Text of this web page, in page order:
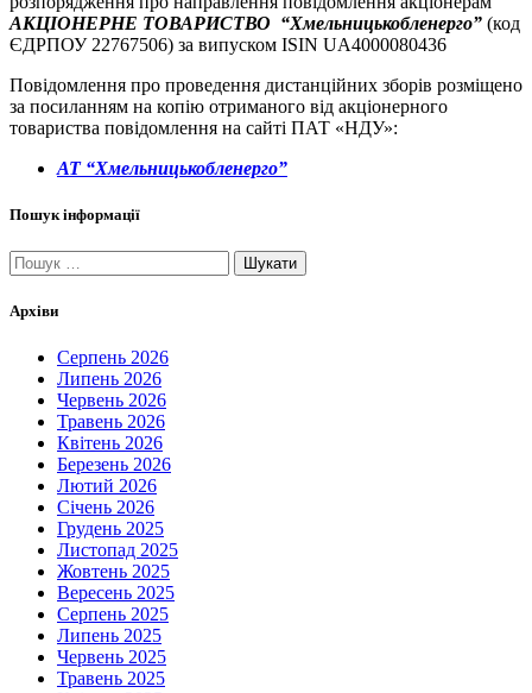
АКЦІОНЕРНЕ ТОВАРИСТВО “Хмельницькобленерго” (код
ЄДРПОУ 22767506) за випуском ISIN UA4000080436
Повідомлення про проведення дистанційних зборів розміщено
за посиланням на копію отриманого від акціонерного
товариства повідомлення на сайті ПАТ «НДУ»:
АТ “Хмельницькобленерго”
Пошук інформації
Пошук:
Архіви
Серпень 2026
Липень 2026
Червень 2026
Травень 2026
Квітень 2026
Березень 2026
Лютий 2026
Січень 2026
Грудень 2025
Листопад 2025
Жовтень 2025
Вересень 2025
Серпень 2025
Липень 2025
Червень 2025
Травень 2025